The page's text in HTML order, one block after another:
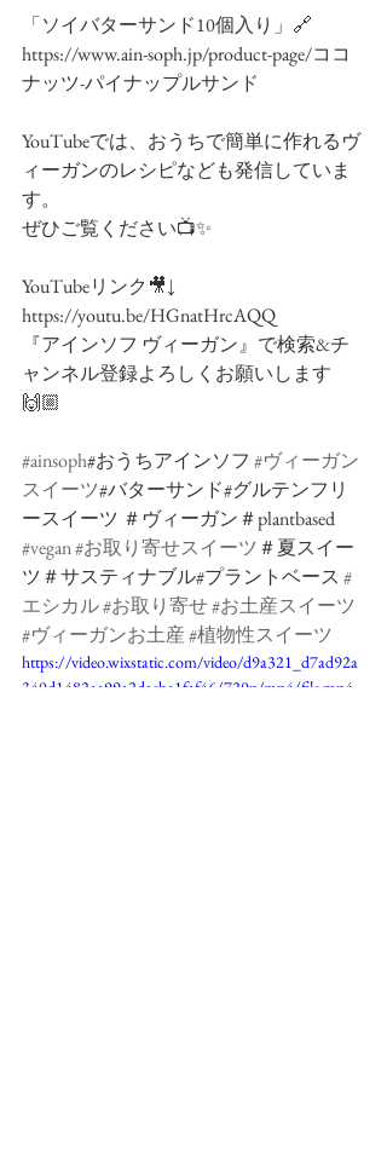
「ソイバターサンド10個入り」🔗
https://www.ain-soph.jp/product-page/ココ
ナッツ-パイナップルサンド
YouTubeでは、おうちで簡単に作れるヴ
ィーガンのレシピなども発信していま
す。
ぜひご覧ください📺✨
YouTubeリンク🎥↓
https://youtu.be/HGnatHrcAQQ
『アインソフ ヴィーガン』で検索&チ
ャンネル登録よろしくお願いします
🙌🏼
#ainsoph#おうちアインソフ #ヴィーガン
スイーツ#バターサンド#グルテンフリ
ースイーツ ＃ヴィーガン＃plantbased
#vegan#お取り寄せスイーツ ＃夏スイー
ツ＃サスティナブル#プラントベース #
エシカル#お取り寄せ#お土産スイーツ
#ヴィーガンお土産#植物性スイーツ
https://video.wixstatic.com/video/d9a321_d7ad92a
340d1482aa99a2daeba1faf46/720p/mp4/file.mp4